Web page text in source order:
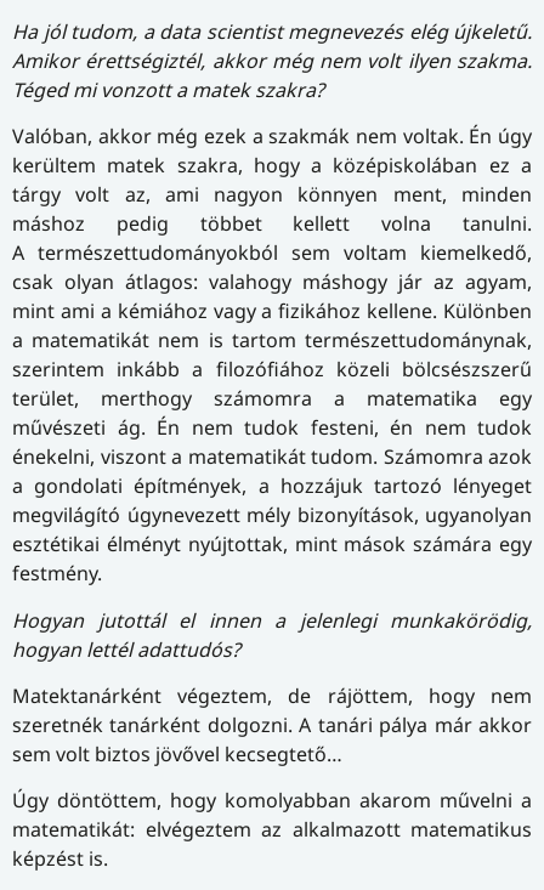
Ha jól tudom, a data scientist megnevezés elég újkeletű.
Amikor érettségiztél, akkor még nem volt ilyen szakma.
Téged mi vonzott a matek szakra?
Valóban, akkor még ezek a szakmák nem voltak. Én úgy
kerültem matek szakra, hogy a középiskolában ez a
tárgy volt az, ami nagyon könnyen ment, minden
máshoz pedig többet kellett volna tanulni.
A természettudományokból sem voltam kiemelkedő,
csak olyan átlagos: valahogy máshogy jár az agyam,
mint ami a kémiához vagy a fizikához kellene. Különben
a matematikát nem is tartom természettudománynak,
szerintem inkább a filozófiához közeli bölcsészszerű
terület, merthogy számomra a matematika egy
művészeti ág. Én nem tudok festeni, én nem tudok
énekelni, viszont a matematikát tudom. Számomra azok
a gondolati építmények, a hozzájuk tartozó lényeget
megvilágító úgynevezett mély bizonyítások, ugyanolyan
esztétikai élményt nyújtottak, mint mások számára egy
festmény.
Hogyan jutottál el innen a jelenlegi munkakörödig,
hogyan lettél adattudós?
Matektanárként végeztem, de rájöttem, hogy nem
szeretnék tanárként dolgozni. A tanári pálya már akkor
sem volt biztos jövővel kecsegtető…
Úgy döntöttem, hogy komolyabban akarom művelni a
matematikát: elvégeztem az alkalmazott matematikus
képzést is.